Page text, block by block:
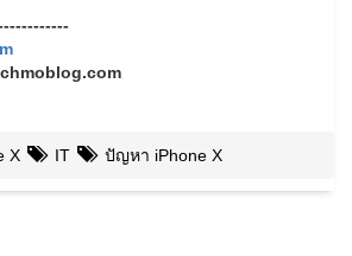
X IT ปัญหา iPhone X